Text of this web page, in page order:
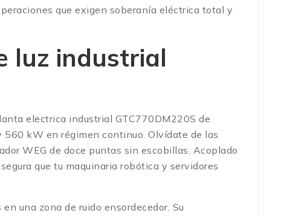
que exigen soberanía eléctrica total y
luz industrial
electrica industrial GTC770DM220S de
kW en régimen continuo. Olvídate de las
WEG de doce puntas sin escobillas. Acoplado
que tu maquinaria robótica y servidores
una zona de ruido ensordecedor. Su